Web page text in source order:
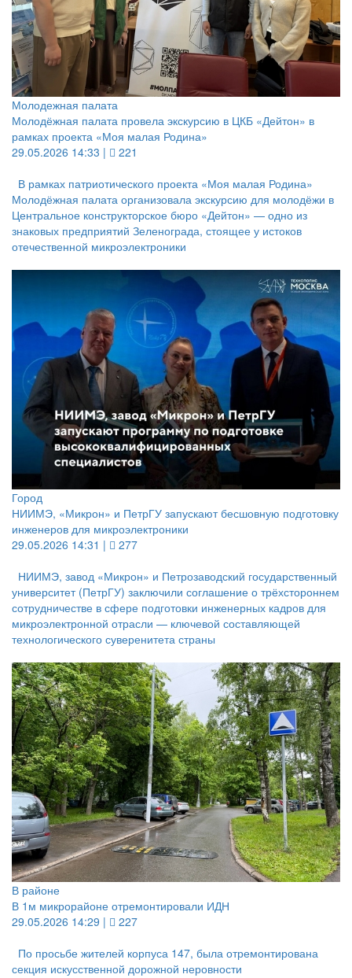
Молодежная палата
Молодёжная палата провела экскурсию в ЦКБ «Дейтон» в
рамках проекта «Моя малая Родина»
29.05.2026 14:33 |
221
В рамках патриотического проекта «Моя малая Родина»
Молодёжная палата организовала экскурсию для молодёжи в
Центральное конструкторское бюро «Дейтон» — одно из
знаковых предприятий Зеленограда, стоящее у истоков
отечественной микроэлектроники
Город
НИИМЭ, «Микрон» и ПетрГУ запускают бесшовную подготовку
инженеров для микроэлектроники
29.05.2026 14:31 |
277
НИИМЭ, завод «Микрон» и Петрозаводский государственный
университет (ПетрГУ) заключили соглашение о трёхстороннем
сотрудничестве в сфере подготовки инженерных кадров для
микроэлектронной отрасли — ключевой составляющей
технологического суверенитета страны
В районе
В 1м микрорайоне отремонтировали ИДН
29.05.2026 14:29 |
227
По просьбе жителей корпуса 147, была отремонтирована
секция искусственной дорожной неровности